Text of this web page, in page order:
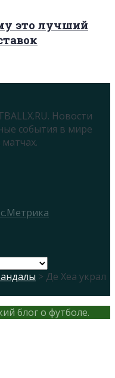
это лучший
Новости
события в мире
> Де Хеа украл
блог о футболе.